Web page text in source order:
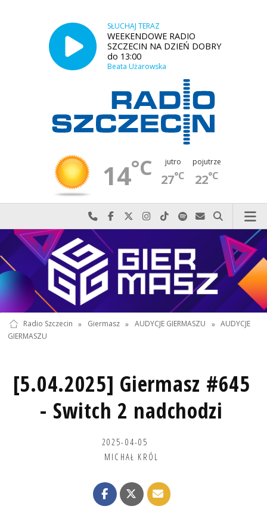
SŁUCHAJ TERAZ
WEEKENDOWE RADIO
SZCZECIN NA DZIEŃ DOBRY
do 13:00
Beata Użarowska
14°C jutro
27°C
pojutrze
22°C
Najlepiej po prostu do nas zadzwoń
Odwiedź nas na Facebook-u
Odwiedź nas na X
Odwiedź nas na Instagram-ie
Odwiedź nas na TikTok-u
Szukaj nas na Spotify
Wyślij do nas
Szukaj
Radio Szczecin » Giermasz » AUDYCJE GIERMASZU » AUDYCJE
GIERMASZU
[5.04.2025] Giermasz #645
- Switch 2 nadchodzi
2025-04-05
MICHAŁ KRÓL